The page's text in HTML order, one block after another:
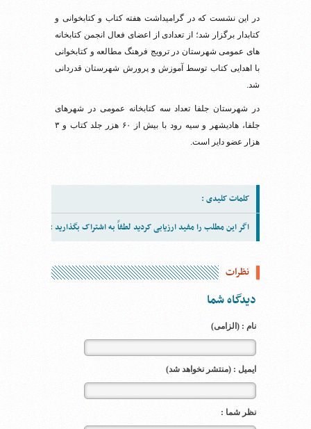
در این نشست که در گرامیداشت هفته کتاب و کتابخوانی و
کتابدار برگزار شد؛ از تعدادی از اعضای فعال انجمن کتابخانه
های عمومی شهرستان در ترویج فرهنگ مطالعه و کتابخوانی
با اهدایی کتاب توسط آموزش و پرورش شهرستان قدردانی
شد.
در شهرستان جلفا تعداد سه کتابخانه عمومی در شهرهای
جلفا، هادیشهر و سیه رود با بیش از ۶۰ هزر جلد کتاب و ۳
هزار عضو دایر است.
کلمات کلیدی :
اگر این مطلب را مفید ارزیابی کردید لطفاً به اشتراک بگذارید :
نظرات
دیدگاه شما
نام : (الزامی)
ایمیل : (منتشر نخواهد شد)
نظر شما :